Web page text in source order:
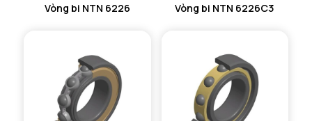
GỐI ĐỠ 2 NỬA NTN
MÁY GIA NHIỆT NTN
Vòng bi NTN 6226 Vòng bi NTN 6226C3